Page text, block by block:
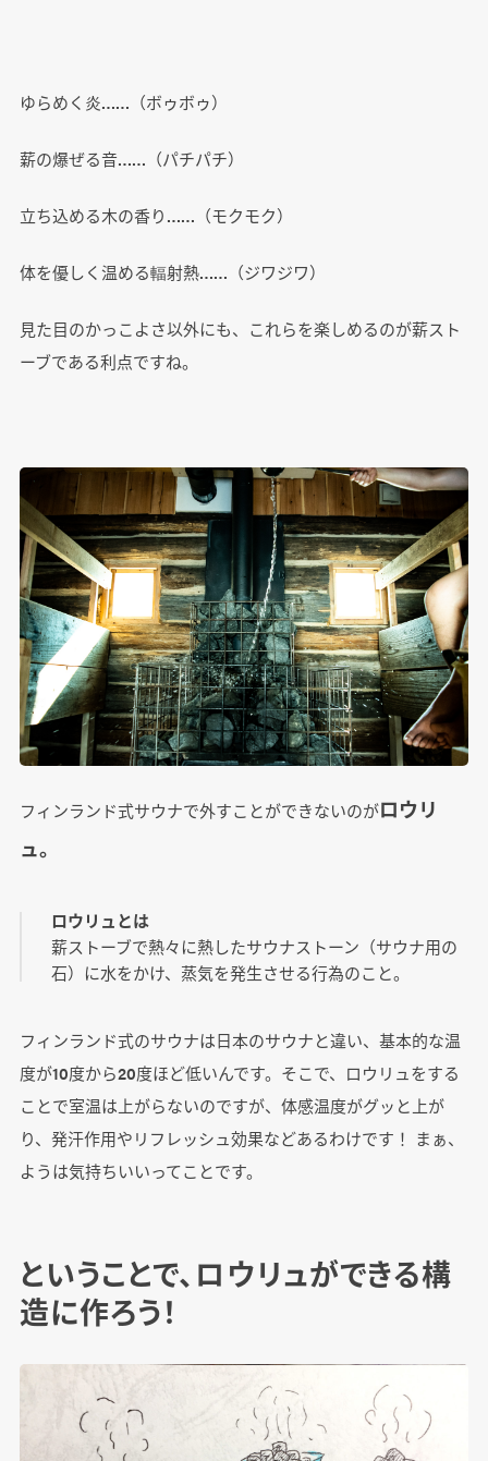
ゆらめく炎……（ボゥボゥ）
薪の爆ぜる音……（パチパチ）
立ち込める木の香り……（モクモク）
体を優しく温める輻射熱……（ジワジワ）
見た目のかっこよさ以外にも、これらを楽しめるのが薪スト
ーブである利点ですね。
フィンランド式サウナで外すことができないのがロウリ
ュ。
ロウリュとは
薪ストーブで熱々に熱したサウナストーン（サウナ用の
石）に水をかけ、蒸気を発生させる行為のこと。
フィンランド式のサウナは日本のサウナと違い、基本的な温
度が10度から20度ほど低いんです。そこで、ロウリュをする
ことで室温は上がらないのですが、体感温度がグッと上が
り、発汗作用やリフレッシュ効果などあるわけです！ まぁ、
ようは気持ちいいってことです。
ということで、ロウリュができる構
造に作ろう！